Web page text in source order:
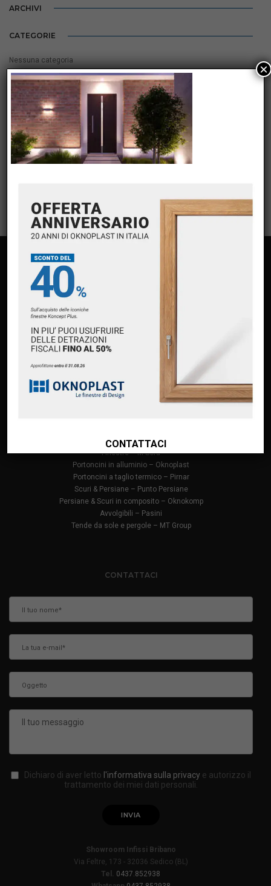
ARCHIVI
CATEGORIE
Nessuna categoria
META
Accedi
Feed dei contenuti
Feed dei commenti
Premium Partner Oknoplast
Finanziamento Oknoplast
Finestre in alluminio – Oknoplast
Finestre – M Sora
Portoncini in alluminio – Oknoplast
Portoncini a taglio termico – Pirnar
Scuri & Persiane – Punto Persiane
Persiane & Scuri in composito – Oknokomp
Avvolgibili – Pasini
Tende da sole e pergole – MT Group
CONTATTACI
Dichiaro di aver letto l'informativa sulla privacy e autorizzo il
trattamento dei miei dati personali.
Showroom Infissi Bribano
Via Feltre, 173 - 32036 Sedico (BL)
Tel. 0437.852938
CONTATTACI
×